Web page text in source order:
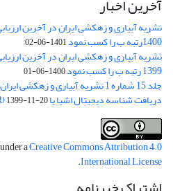
آخرین اخبار
نشریه آبیاری و زهکشی ایران در آخرین
1400رتبه ب را کسب نمود 1401-06-02
نشریه آبیاری و زهکشی ایران در آخرین
1399 رتبه ب را کسب نمود 1400-06-01
جلد 15 شماره 1 نشریه آبیاری و زهکشی ایران منتشر شد
دریافت شناسه دیجیتال اشیا یا Digital Object Recognizer (DOR)1399-11-20
aCreative Commons Attribution 4.0
International License
.